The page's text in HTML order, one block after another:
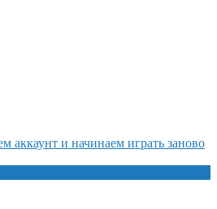
аккаунт и начинаем играть заново